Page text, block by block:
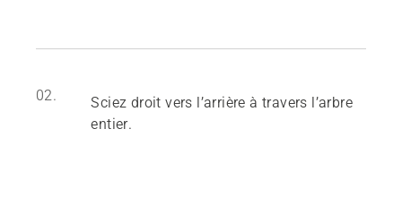
02.
Sciez droit vers l’arrière à travers l’arbre
entier.